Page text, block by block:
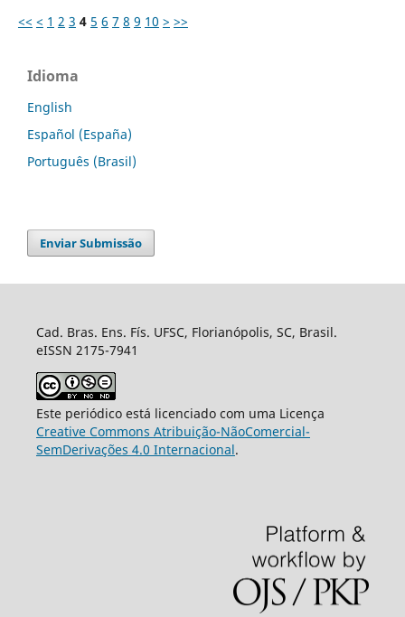
<< < 1 2 3 4 5 6 7 8 9 10 > >>
Idioma
English
Español (España)
Português (Brasil)
Enviar Submissão
Cad. Bras. Ens. Fís. UFSC, Florianópolis, SC, Brasil.
eISSN 2175-7941
Este periódico está licenciado com uma Licença
Creative Commons Atribuição-NãoComercial-
SemDerivações 4.0 Internacional.